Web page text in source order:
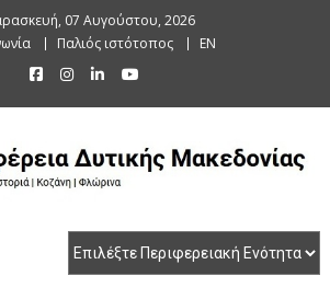
07 Αυγούστου, 2026
Παλιός ιστότοπος EN